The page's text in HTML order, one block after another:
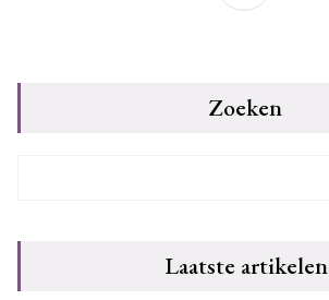
Zoeken
Laatste artikelen